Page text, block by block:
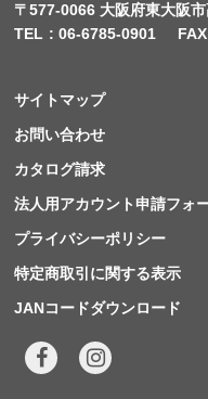
〒577-0066 大阪府東大阪
TEL
06-6785-0901 FAX
サイトマップ
お問い合わせ
カタログ請求
法人用アカウント申請フォ
プライバシーポリシー
特定商取引に関する表示
JANコードダウンロード